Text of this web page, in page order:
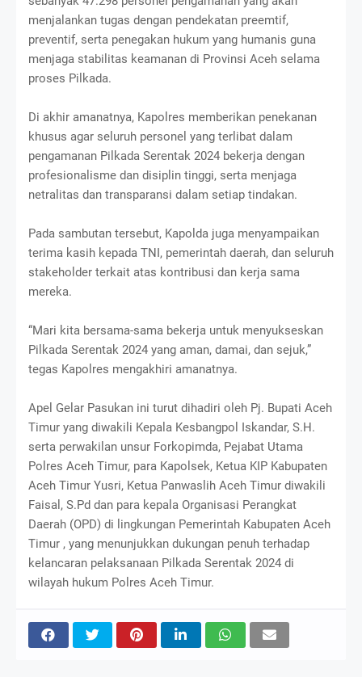
menjalankan tugas dengan pendekatan preemtif,
preventif, serta penegakan hukum yang humanis guna
menjaga stabilitas keamanan di Provinsi Aceh selama
proses Pilkada.
Di akhir amanatnya, Kapolres memberikan penekanan
khusus agar seluruh personel yang terlibat dalam
pengamanan Pilkada Serentak 2024 bekerja dengan
profesionalisme dan disiplin tinggi, serta menjaga
netralitas dan transparansi dalam setiap tindakan.
Pada sambutan tersebut, Kapolda juga menyampaikan
terima kasih kepada TNI, pemerintah daerah, dan seluruh
stakeholder terkait atas kontribusi dan kerja sama
mereka.
“Mari kita bersama-sama bekerja untuk menyukseskan
Pilkada Serentak 2024 yang aman, damai, dan sejuk,”
tegas Kapolres mengakhiri amanatnya.
Apel Gelar Pasukan ini turut dihadiri oleh Pj. Bupati Aceh
Timur yang diwakili Kepala Kesbangpol Iskandar, S.H.
serta perwakilan unsur Forkopimda, Pejabat Utama
Polres Aceh Timur, para Kapolsek, Ketua KIP Kabupaten
Aceh Timur Yusri, Ketua Panwaslih Aceh Timur diwakili
Faisal, S.Pd dan para kepala Organisasi Perangkat
Daerah (OPD) di lingkungan Pemerintah Kabupaten Aceh
Timur , yang menunjukkan dukungan penuh terhadap
kelancaran pelaksanaan Pilkada Serentak 2024 di
wilayah hukum Polres Aceh Timur.